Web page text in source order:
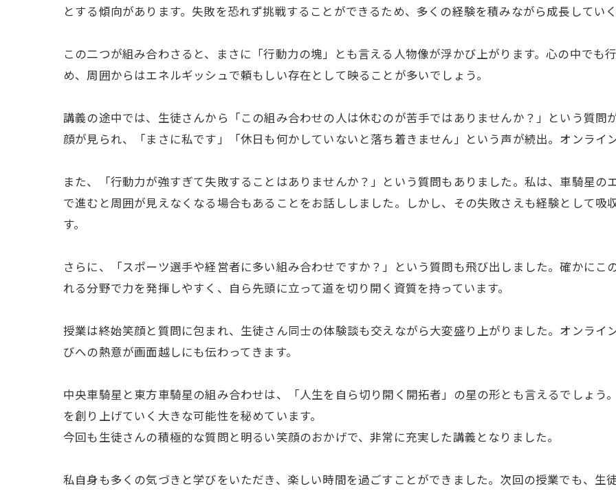
とする傾向があります。失敗を恐れず挑戦することができるため、多くの経験を積みながら成長していく
この二つが組み合わさると、まさに「行動力の塊」とも言える人物像が浮かび上がります。心の中でも
め、周囲からはエネルギッシュで頼もしい存在として映ることが多いでしょう。
講義の途中では、生徒さんから「この組み合わせの人は休むのが苦手ではありませんか？」という質問
顔が見られ、「まさに私です」「休日も何かしていないと落ち着きません」という声が続出。オンライ
また、「行動力が強すぎて失敗することはありませんか？」という質問もありました。私は、車騎星の
で進むと周囲が見えなくなる場合もあることをお話ししました。しかし、その失敗さえも経験として吸
す。
さらに、「スポーツ選手や経営者に多い組み合わせですか？」という質問も飛び出しました。確かにこ
れる分野で力を発揮しやすく、自ら先頭に立って道を切り開く資質を持っています。
授業は終始笑顔と質問に包まれ、生徒さん同士の体験談も交えながら大変盛り上がりました。オンライ
びへの熱意が画面越しにも伝わってきます。
中央車騎星と東方車騎星の組み合わせは、「人生を自ら切り開く開拓者」の星の形とも言えるでしょう
を創り上げていく大きな可能性を秘めています。
今回も生徒さんの積極的な質問と明るい笑顔のおかげで、非常に充実した講義となりました。
私自身も多くの気づきと学びをいただき、楽しい時間を過ごすことができました。次回の授業でも、生